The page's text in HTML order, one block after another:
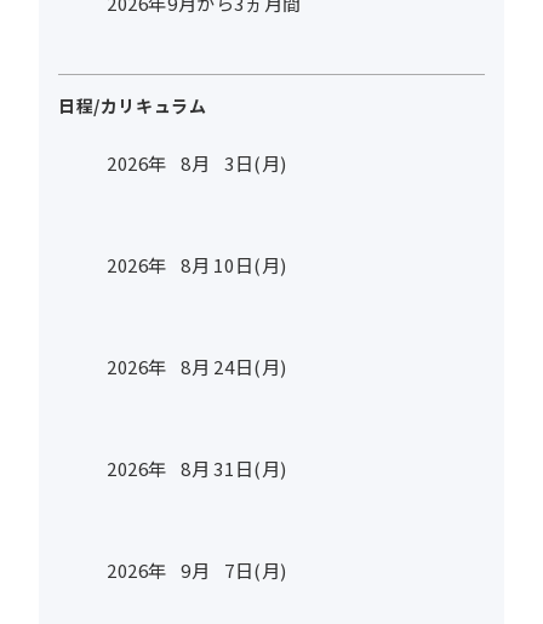
日程/カリキュラム
2026年 8月 3日(月)
2026年 8月 10日(月)
2026年 8月 24日(月)
2026年 8月 31日(月)
2026年 9月 7日(月)